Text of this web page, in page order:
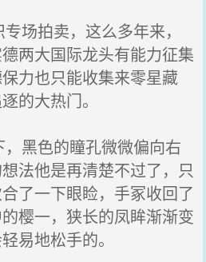
场拍卖，这么多年来，
两大国际龙头有能力征集
力也只能收集来零星藏
的大热门。
黑色的瞳孔微微偏向右
法他是再清楚不过了，只
了一下眼睑，手冢收回了
樱一，狭长的凤眸渐渐变
易地松手的。